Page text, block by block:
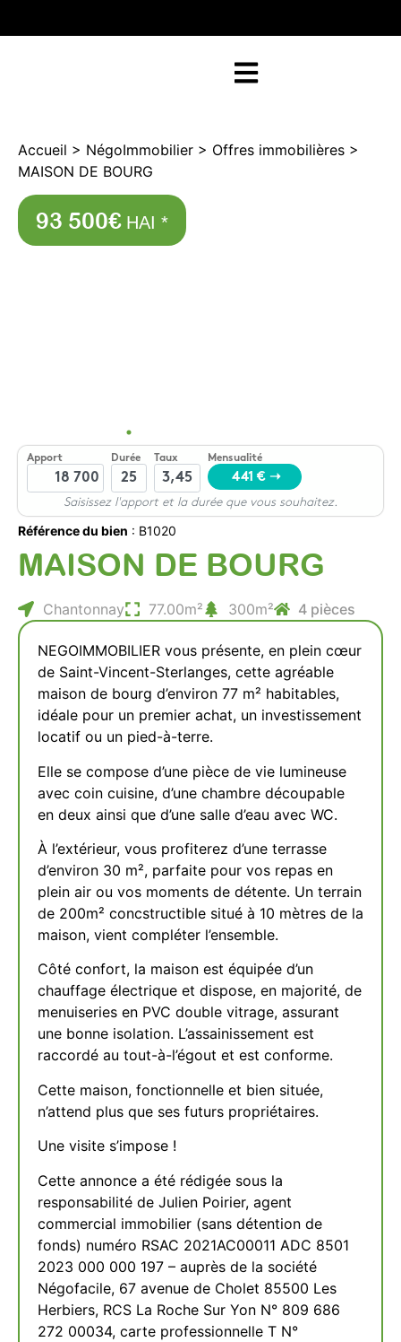
Accueil > NégoImmobilier > Offres immobilières >
MAISON DE BOURG
93 500€ HAI *
Référence du bien : B1020
MAISON DE BOURG
Chantonnay 77.00m² 300m² 4 pièces
NEGOIMMOBILIER vous présente, en plein cœur
de Saint-Vincent-Sterlanges, cette agréable
maison de bourg d’environ 77 m² habitables,
idéale pour un premier achat, un investissement
locatif ou un pied-à-terre.
Elle se compose d’une pièce de vie lumineuse
avec coin cuisine, d’une chambre découpable
en deux ainsi que d’une salle d’eau avec WC.
À l’extérieur, vous profiterez d’une terrasse
d’environ 30 m², parfaite pour vos repas en
plein air ou vos moments de détente. Un terrain
de 200m² concstructible situé à 10 mètres de la
maison, vient compléter l’ensemble.
Côté confort, la maison est équipée d’un
chauffage électrique et dispose, en majorité, de
menuiseries en PVC double vitrage, assurant
une bonne isolation. L’assainissement est
raccordé au tout-à-l’égout et est conforme.
Cette maison, fonctionnelle et bien située,
n’attend plus que ses futurs propriétaires.
Une visite s’impose !
Cette annonce a été rédigée sous la
responsabilité de Julien Poirier, agent
commercial immobilier (sans détention de
fonds) numéro RSAC 2021AC00011 ADC 8501
2023 000 000 197 – auprès de la société
Négofacile, 67 avenue de Cholet 85500 Les
Herbiers, RCS La Roche Sur Yon N° 809 686
272 00034, carte professionnelle T N°